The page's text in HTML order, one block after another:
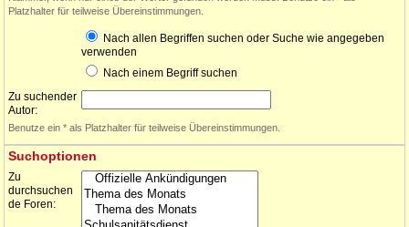
Platzhalter für teilweise Übereinstimmungen.
Nach allen Begriffen suchen oder Suche wie angegeben
verwenden
Nach einem Begriff suchen
Zu suchender
Autor:
Benutze ein * als Platzhalter für teilweise Übereinstimmungen.
Suchoptionen
Zu
durchsuchen
de Foren: